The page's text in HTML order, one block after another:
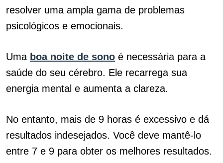
resolver uma ampla gama de problemas
psicológicos e emocionais.
Uma boa noite de sono é necessária para a
saúde do seu cérebro. Ele recarrega sua
energia mental e aumenta a clareza.
No entanto, mais de 9 horas é excessivo e dá
resultados indesejados. Você deve mantê-lo
entre 7 e 9 para obter os melhores resultados.